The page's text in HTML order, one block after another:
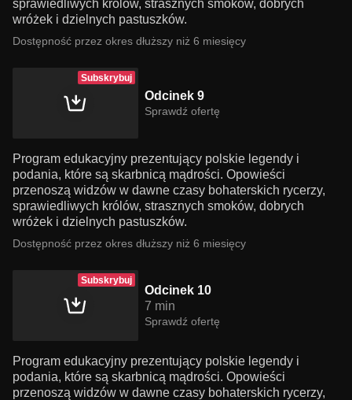
sprawiedliwych królów, strasznych smoków, dobrych
wróżek i dzielnych pastuszków.
Dostępność przez okres dłuższy niż 6 miesięcy
Subskrybuj
Odcinek 9
Sprawdź ofertę
Program edukacyjny prezentujący polskie legendy i
podania, które są skarbnicą mądrości. Opowieści
przenoszą widzów w dawne czasy bohaterskich rycerzy,
sprawiedliwych królów, strasznych smoków, dobrych
wróżek i dzielnych pastuszków.
Dostępność przez okres dłuższy niż 6 miesięcy
Subskrybuj
Odcinek 10
7 min
Sprawdź ofertę
Program edukacyjny prezentujący polskie legendy i
podania, które są skarbnicą mądrości. Opowieści
przenoszą widzów w dawne czasy bohaterskich rycerzy,